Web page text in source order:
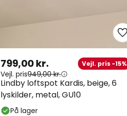
Lindby loftspot Kardis, beige, 6
lyskilder, metal, GU10
799,00 kr. Vejl. pris -15%
Vejl. pris949,00 kr.
På lager